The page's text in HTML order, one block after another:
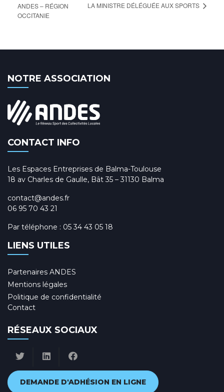
ANDES – RÉGION
OCCITANIE
LA MINISTRE DÉLÉGUÉE AUX SPORTS
NOTRE ASSOCIATION
CONTACT INFO
Les Espaces Entreprises de Balma-Toulouse
18 av Charles de Gaulle, Bât 35 – 31130 Balma
contact@andes.fr
06 95 70 43 21
Par téléphone : 05 34 43 05 18
LIENS UTILES
Partenaires ANDES
Mentions légales
Politique de confidentialité
Contact
RÉSEAUX SOCIAUX
DEMANDE D'ADHÉSION EN LIGNE